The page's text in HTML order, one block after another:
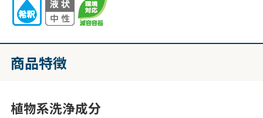
商品特徴
植物系洗浄成分